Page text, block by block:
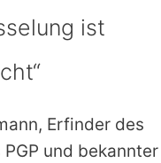
ist
Erfinder des
und bekannter